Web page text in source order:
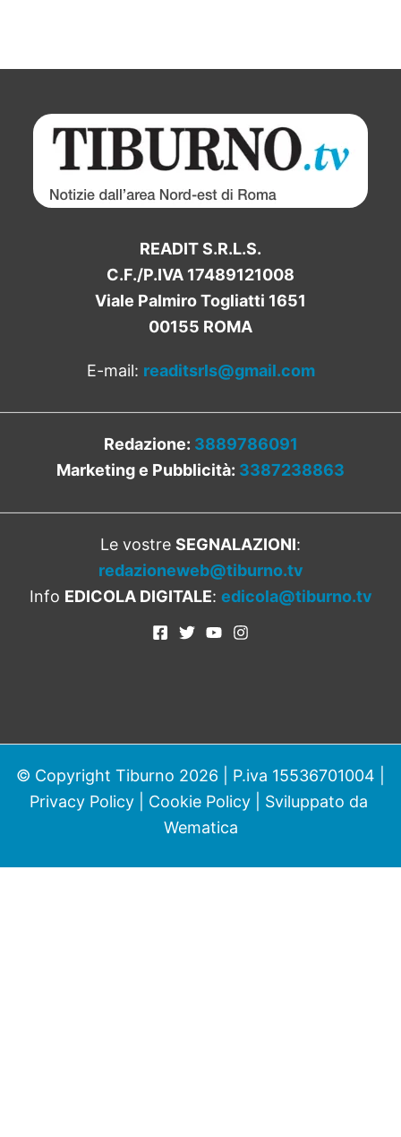
READIT S.R.L.S.
C.F./P.IVA 17489121008
Viale Palmiro Togliatti 1651
00155 ROMA
E-mail: readitsrls@gmail.com
Redazione: 3889786091
Marketing e Pubblicità: 3387238863
Le vostre SEGNALAZIONI:
redazioneweb@tiburno.tv
Info EDICOLA DIGITALE: edicola@tiburno.tv
© Copyright Tiburno 2026 | P.iva 15536701004 |
Privacy Policy| Cookie Policy| Sviluppato da
Wematica